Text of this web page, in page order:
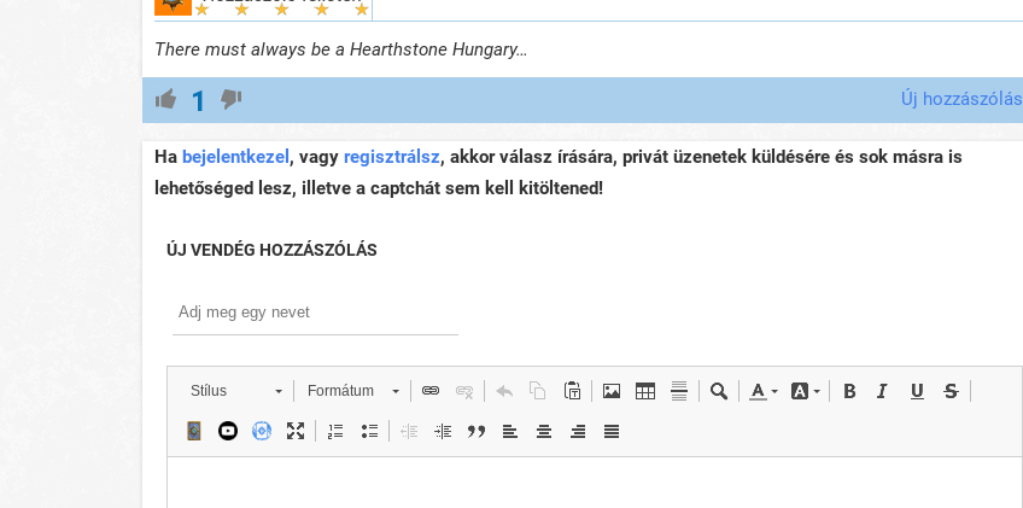
There must always be a Hearthstone Hungary…
1 Új hozzászólás
Ha bejelentkezel , vagy regisztrálsz, akkor válasz írására, privát üzenetek küldésére és sok másra is
lehetőséged lesz, illetve a captchát sem kell kitöltened!
ÚJ VENDÉG HOZZÁSZÓLÁS
Stílus Formátum